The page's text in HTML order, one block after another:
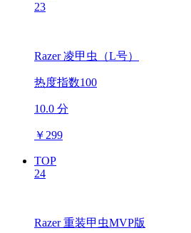
23
Razer 凌甲虫（L号）
热度指数100
10.0 分
￥ 299
TOP
24
Razer 重装甲虫MVP版